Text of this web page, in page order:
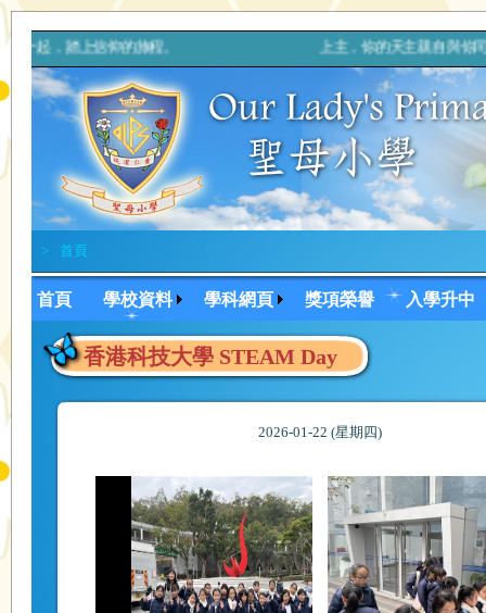
媽媽一起，踏上信仰的旅程。 上主，你的天主親自與你同
> 首頁
首頁 學校資料 學科網頁 獎項榮譽 入學升中
香港科技大學 STEAM Day
2026-01-22 (星期四)